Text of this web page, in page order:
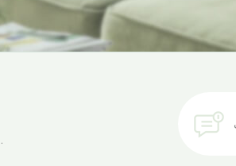
احصل على أحدث اتجاه للألياف المعاد تدويرها في صندوق الوارد الخاص بك.